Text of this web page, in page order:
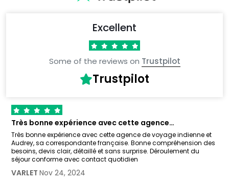
Excellent
Some of the reviews on Trustpilot
Trustpilot
Très bonne expérience avec cette agence…
Très bonne expérience avec cette agence de voyage indienne et
Audrey, sa correspondante française. Bonne compréhension des
besoins, devis clair, détaillé et sans surprise. Déroulement du
séjour conforme avec contact quotidien
VARLET Nov 24, 2024